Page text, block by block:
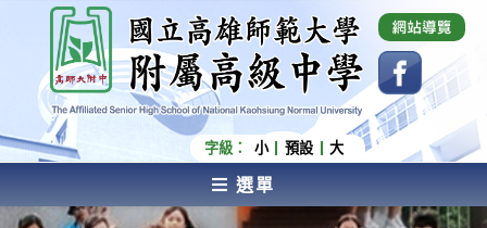
內
容
國立高雄師範大學附屬高級中學 Affiliated Senior
High School of National Kaohsiung Normal
University
字級： 小 預設 大
選單